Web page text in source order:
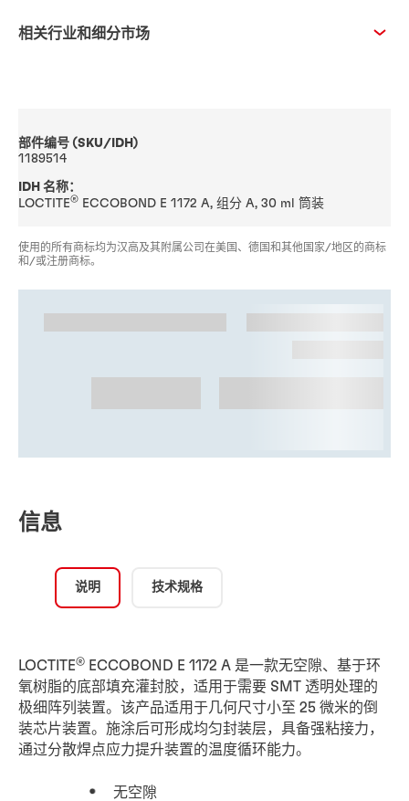
相关行业和细分市场
部件编号 (SKU/IDH)
1189514
IDH 名称：
LOCTITE® ECCOBOND E 1172 A, 组分 A, 30 ml 筒装
使用的所有商标均为汉高及其附属公司在美国、德国和其他国家/地区的商标
和/或注册商标。
信息
说明 技术规格
LOCTITE®
ECCOBOND E 1172 A 是一款无空隙、基于环
氧树脂的底部填充灌封胶，适用于需要 SMT 透明处理的
极细阵列装置。该产品适用于几何尺寸小至 25 微米的倒
装芯片装置。施涂后可形成均匀封装层，具备强粘接力，
通过分散焊点应力提升装置的温度循环能力。
无空隙